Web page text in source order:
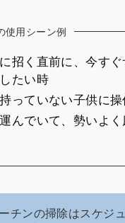
使用シーン例
招く直前に、今す
たい時
っていない子供に
んでいて、勢いよく
チンの掃除はスケジ